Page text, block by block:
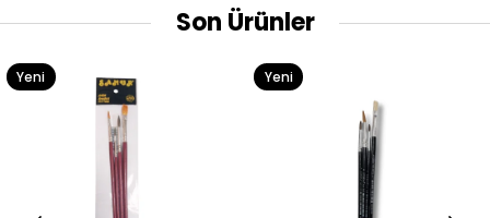
Son Ürünler
Yeni
Yeni